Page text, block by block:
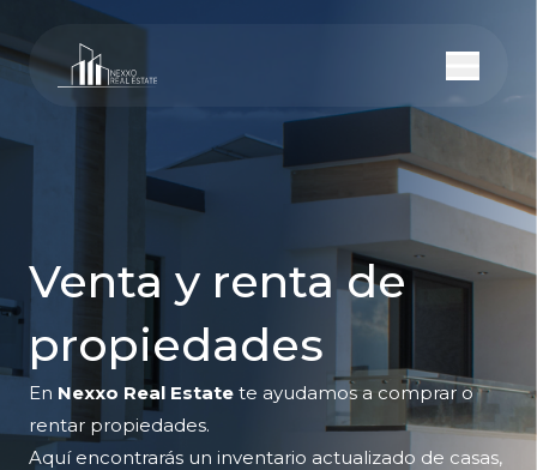
Venta y renta de
propiedades
En Nexxo Real Estate te ayudamos a comprar o
rentar propiedades.
Aquí encontrarás un inventario actualizado de casas,